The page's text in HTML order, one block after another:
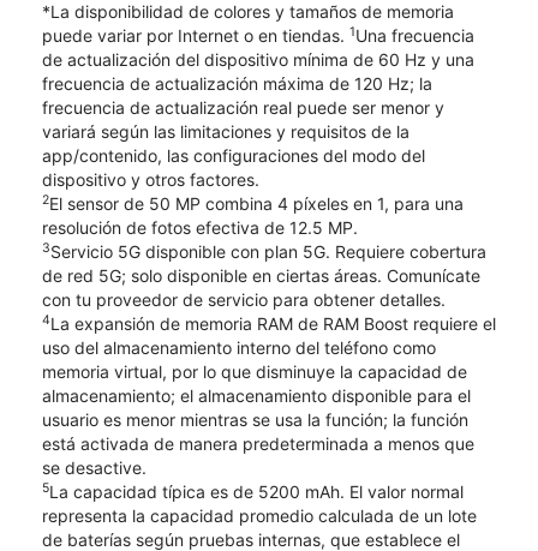
*La disponibilidad de colores y tamaños de memoria
puede variar por Internet o en tiendas. 1Una frecuencia
de actualización del dispositivo mínima de 60 Hz y una
frecuencia de actualización máxima de 120 Hz; la
frecuencia de actualización real puede ser menor y
variará según las limitaciones y requisitos de la
app/contenido, las configuraciones del modo del
dispositivo y otros factores.
2El sensor de 50 MP combina 4 píxeles en 1, para una
resolución de fotos efectiva de 12.5 MP.
3Servicio 5G disponible con plan 5G. Requiere cobertura
de red 5G; solo disponible en ciertas áreas. Comunícate
con tu proveedor de servicio para obtener detalles.
4La expansión de memoria RAM de RAM Boost requiere el
uso del almacenamiento interno del teléfono como
memoria virtual, por lo que disminuye la capacidad de
almacenamiento; el almacenamiento disponible para el
usuario es menor mientras se usa la función; la función
está activada de manera predeterminada a menos que
se desactive.
5La capacidad típica es de 5200 mAh. El valor normal
representa la capacidad promedio calculada de un lote
de baterías según pruebas internas, que establece el